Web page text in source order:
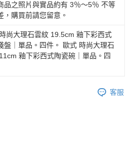
品之照片與實品約有 3％～5％ 不等
，購買前請您留意。
尚大理石雲紋 19.5cm 釉下彩西式
盤｜單品。四件。 歐式 時尚大理石
釉下彩西式陶瓷碗｜單品。四
客服